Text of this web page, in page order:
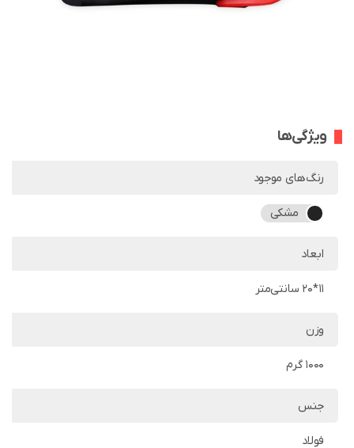
ویژگی‌ها
رنگ‌های موجود
مشکی
ابعاد
11*20 سانتی‌متر
وزن
1000 گرم
جنس
فولاد